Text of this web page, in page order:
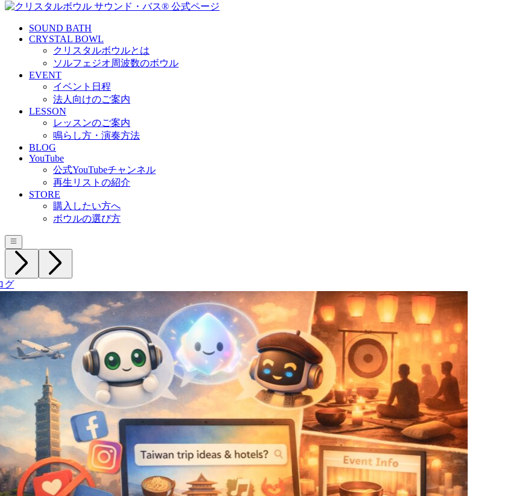
SOUND BATH
CRYSTAL BOWL
クリスタルボウルとは
ソルフェジオ周波数のボウル
EVENT
イベント日程
法人向けのご案内
LESSON
レッスンのご案内
鳴らし方・演奏方法
BLOG
YouTube
公式YouTubeチャンネル
再生リストの紹介
STORE
購入したい方へ
ボウルの選び方